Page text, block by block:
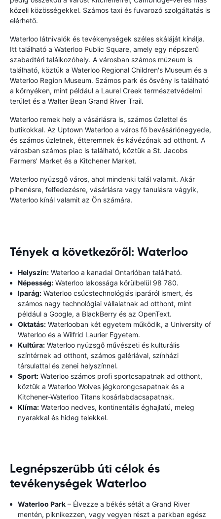
közeli közösségekkel. Számos taxi és fuvarozó szolgáltatás is
elérhető.
Waterloo látnivalók és tevékenységek széles skáláját kínálja.
Itt található a Waterloo Public Square, amely egy népszerű
szabadtéri találkozóhely. A városban számos múzeum is
található, köztük a Waterloo Regional Children's Museum és a
Waterloo Region Museum. Számos park és ösvény is található
a környéken, mint például a Laurel Creek természetvédelmi
terület és a Walter Bean Grand River Trail.
Waterloo remek hely a vásárlásra is, számos üzlettel és
butikokkal. Az Uptown Waterloo a város fő bevásárlónegyede,
és számos üzletnek, étteremnek és kávézónak ad otthont. A
városban számos piac is található, köztük a St. Jacobs
Farmers' Market és a Kitchener Market.
Waterloo nyüzsgő város, ahol mindenki talál valamit. Akár
pihenésre, felfedezésre, vásárlásra vagy tanulásra vágyik,
Waterloo kínál valamit az Ön számára.
Tények a következőről: Waterloo
Helyszín: Waterloo a kanadai Ontarióban található.
Népesség: Waterloo lakossága körülbelül 98 780.
Iparág: Waterloo csúcstechnológiás iparáról ismert, és
számos nagy technológiai vállalatnak ad otthont, mint
például a Google, a BlackBerry és az OpenText.
Oktatás: Waterlooban két egyetem működik, a University of
Waterloo és a Wilfrid Laurier Egyetem.
Kultúra: Waterloo nyüzsgő művészeti és kulturális
színtérnek ad otthont, számos galériával, színházi
társulattal és zenei helyszínnel.
Sport: Waterloo számos profi sportcsapatnak ad otthont,
köztük a Waterloo Wolves jégkorongcsapatnak és a
Kitchener-Waterloo Titans kosárlabdacsapatnak.
Klíma: Waterloo nedves, kontinentális éghajlatú, meleg
nyarakkal és hideg telekkel.
Legnépszerűbb úti célok és
tevékenységek Waterloo
Waterloo Park – Élvezze a békés sétát a Grand River
mentén, piknikezzen, vagy vegyen részt a parkban egész